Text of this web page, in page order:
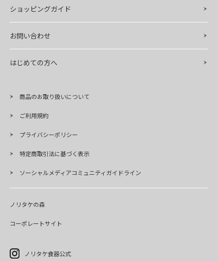
ショッピングガイド
お問い合わせ
はじめての方へ
商品のお取り扱いについて
ご利用規約
プライバシーポリシー
特定商取引法に基づく表示
ソーシャルメディアコミュニティガイドライン
ノリタケの森
コーポレートサイト
ノリタケ食器公式